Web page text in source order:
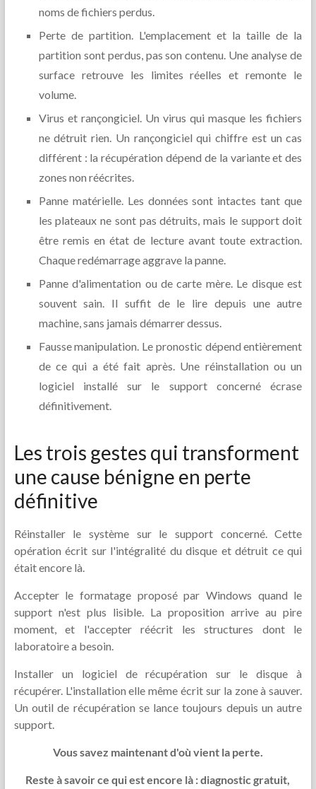
noms de fichiers perdus.
Perte de partition. L'emplacement et la taille de la
partition sont perdus, pas son contenu. Une analyse de
surface retrouve les limites réelles et remonte le
volume.
Virus et rançongiciel. Un virus qui masque les fichiers
ne détruit rien. Un rançongiciel qui chiffre est un cas
différent : la récupération dépend de la variante et des
zones non réécrites.
Panne matérielle. Les données sont intactes tant que
les plateaux ne sont pas détruits, mais le support doit
être remis en état de lecture avant toute extraction.
Chaque redémarrage aggrave la panne.
Panne d'alimentation ou de carte mère. Le disque est
souvent sain. Il suffit de le lire depuis une autre
machine, sans jamais démarrer dessus.
Fausse manipulation. Le pronostic dépend entièrement
de ce qui a été fait après. Une réinstallation ou un
logiciel installé sur le support concerné écrase
définitivement.
Les trois gestes qui transforment
une cause bénigne en perte
définitive
Réinstaller le système sur le support concerné. Cette
opération écrit sur l'intégralité du disque et détruit ce qui
était encore là.
Accepter le formatage proposé par Windows quand le
support n'est plus lisible. La proposition arrive au pire
moment, et l'accepter réécrit les structures dont le
laboratoire a besoin.
Installer un logiciel de récupération sur le disque à
récupérer. L'installation elle même écrit sur la zone à sauver.
Un outil de récupération se lance toujours depuis un autre
support.
Vous savez maintenant d'où vient la perte.
Reste à savoir ce qui est encore là : diagnostic gratuit,